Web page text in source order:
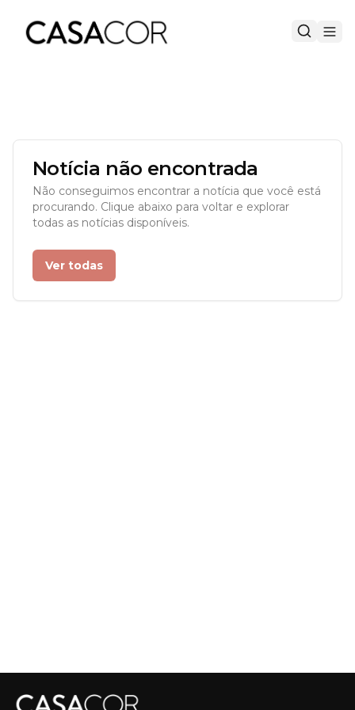
Notícia não encontrada
Não conseguimos encontrar a notícia que você está
procurando. Clique abaixo para voltar e explorar
todas as notícias disponíveis.
Ver todas